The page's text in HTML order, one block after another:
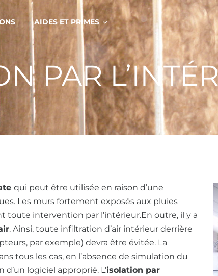
AIDES ET PRIMES
PAR
qui peut être utilisée en raison d’une
Les murs fortement exposés aux pluies
intervention par l’intérieur.En outre, il y a
. Ainsi, toute infiltration d’air intérieur derrière
par exemple) devra être évitée. La
tous les cas, en l’absence de simulation du
logiciel approprié. L’isolation par